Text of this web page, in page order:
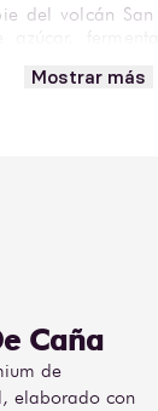
del volcán
de roble
que
Mostrar más
Caña
de
elaborado con